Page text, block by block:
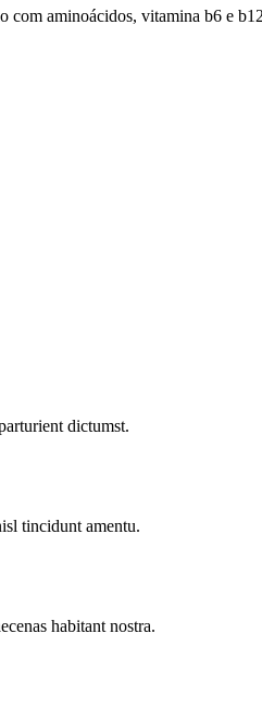
aminoácidos, vitamina b6 e
dictumst.
tincidunt amentu.
habitant nostra.